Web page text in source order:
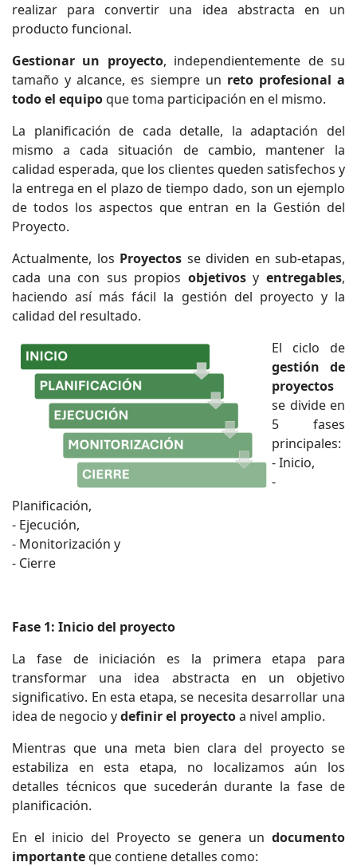
realizar para convertir una idea abstracta en un
producto funcional.
Gestionar un proyecto, independientemente de su
tamaño y alcance, es siempre un reto profesional a
todo el equipoque toma participación en el mismo.
La planificación de cada detalle, la adaptación del
mismo a cada situación de cambio, mantener la
calidad esperada, que los clientes queden satisfechos y
la entrega en el plazo de tiempo dado, son un ejemplo
de todos los aspectos que entran en la Gestión del
Proyecto.
Actualmente, los Proyectos se dividen en sub-etapas,
cada una con sus propios objetivosyentregables,
haciendo así más fácil la gestión del proyecto y la
calidad del resultado.
El ciclo de
gestión de
proyectos
se divide en
5 fases
principales:
- Inicio,
-
Planificación,
- Ejecución,
- Monitorización y
- Cierre
Fase 1: Inicio del proyecto
La fase de iniciación es la primera etapa para
transformar una idea abstracta en un objetivo
significativo. En esta etapa, se necesita desarrollar una
idea de negocio ydefinir el proyectoa nivel amplio.
Mientras que una meta bien clara del proyecto se
estabiliza en esta etapa, no localizamos aún los
detalles técnicos que sucederán durante la fase de
planificación.
En el inicio del Proyecto se genera un documento
importanteque contiene detalles como: